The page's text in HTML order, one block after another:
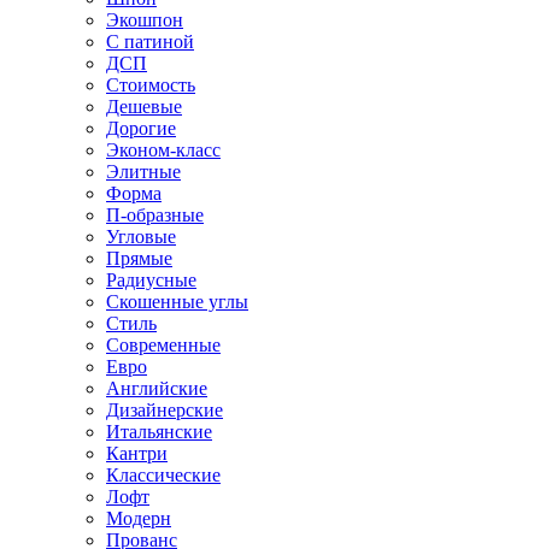
Экошпон
С патиной
ДСП
Стоимость
Дешевые
Дорогие
Эконом-класс
Элитные
Форма
П-образные
Угловые
Прямые
Радиусные
Скошенные углы
Стиль
Современные
Евро
Английские
Дизайнерские
Итальянские
Кантри
Классические
Лофт
Модерн
Прованс